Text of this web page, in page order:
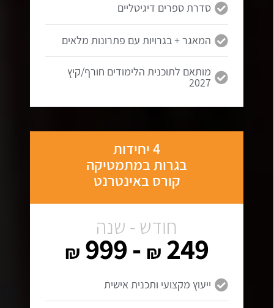
סדרת ספרים דיגיטליים
המאגר + בגרויות עם פתרונות מלאים
מותאם לתוכנית הלימודים חורף/קיץ
2027
4 יחידות
בגרות במתמטיקה
קורס באינטרנט
חודש - שנה
249
₪
- 999
₪
ייעוץ מקצועי ותכנית אישית